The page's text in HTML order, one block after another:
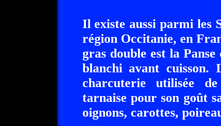
Il existe aussi parmi les
région Occitanie, en
gras double est la
blanchi avant cuisson.
charcuterie utilisée
tarnaise pour son goût
oignons, carottes,